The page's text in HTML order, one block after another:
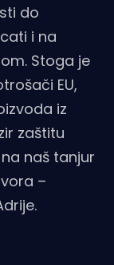
do
i na
Stoga je
EU,
iz
zaštitu
naš tanjur
–